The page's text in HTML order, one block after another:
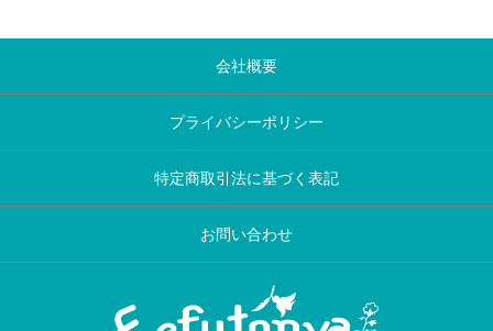
会社概要
プライバシーポリシー
特定商取引法に基づく表記
お問い合わせ